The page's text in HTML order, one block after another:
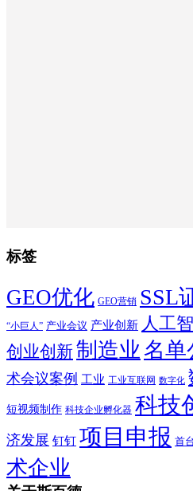
标签
GEO优化 GEO营销 SSL
“小巨人” 产业会议 产业创新 人工
创业创新制造业 名单
术会议案例 工业 工业互联网 数字化
短视频制作 科技企业孵化器 科技
济发展 钉钉 项目申报 首
术企业